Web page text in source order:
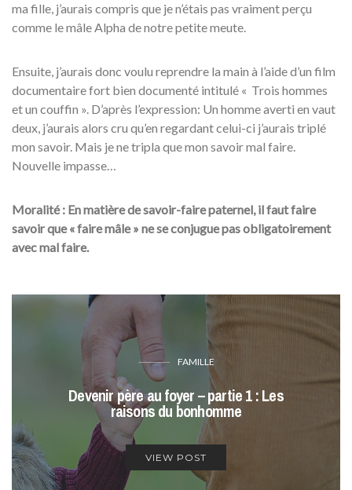
ma fille, j’aurais compris que je n’étais pas vraiment perçu
comme le mâle Alpha de notre petite meute.
Ensuite, j’aurais donc voulu reprendre la main à l’aide d’un film
documentaire fort bien documenté intitulé « Trois hommes
et un couffin ». D’après l’expression: Un homme averti en vaut
deux, j’aurais alors cru qu’en regardant celui-ci j’aurais triplé
mon savoir. Mais je ne tripla que mon savoir mal faire.
Nouvelle impasse…
Moralité : En matière de savoir-faire paternel, il faut faire
savoir que « faire mâle » ne se conjugue pas obligatoirement
avec mal faire.
FAMILLE
Devenir père au foyer – partie 1 : Les
raisons du bonhomme
VIEW POST